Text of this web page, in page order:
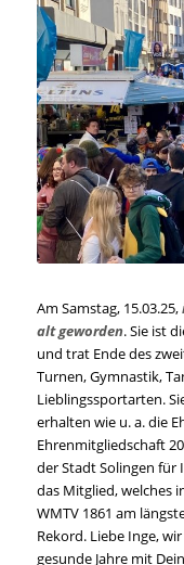
Am Samstag, 15.03.25,
alt geworden. Sie ist
und trat Ende des
Turnen, Gymnastik,
Lieblingssportarten.
erhalten wie u. a. die
Ehrenmitgliedschaft
der Stadt Solingen für
das Mitglied, welches
WMTV 1861 am
Rekord. Liebe Inge,
gesunde Jahre mit